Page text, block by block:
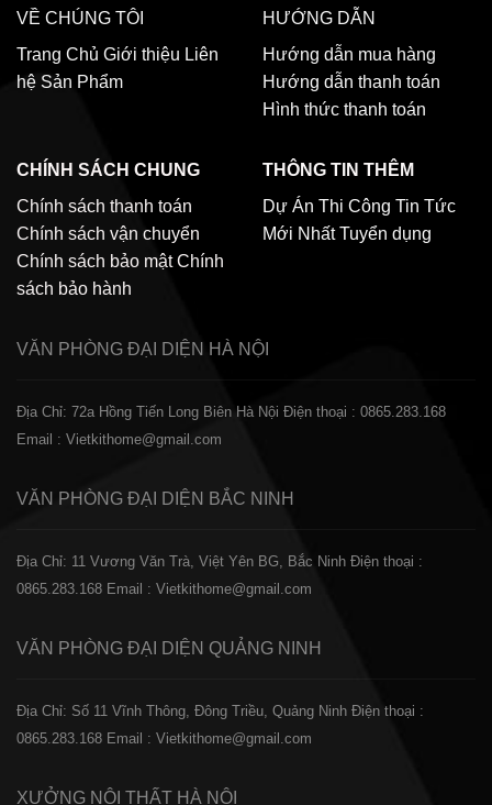
VỀ CHÚNG TÔI
Trang Chủ Giới thiệu Liên
hệ Sản Phẩm
HƯỚNG DẪN
Hướng dẫn mua hàng
Hướng dẫn thanh toán
Hình thức thanh toán
CHÍNH SÁCH CHUNG
Chính sách thanh toán
Chính sách vận chuyển
Chính sách bảo mật Chính
sách bảo hành
THÔNG TIN THÊM
Dự Án Thi Công Tin Tức
Mới Nhất Tuyển dụng
VĂN PHÒNG ĐẠI DIỆN HÀ NỘI
Địa Chỉ: 72a Hồng Tiến Long Biên Hà Nội Điện thoại : 0865.283.168
Email : Vietkithome@gmail.com
VĂN PHÒNG ĐẠI DIỆN BẮC NINH
Địa Chỉ: 11 Vương Văn Trà, Việt Yên BG, Bắc Ninh Điện thoại :
0865.283.168 Email : Vietkithome@gmail.com
VĂN PHÒNG ĐẠI DIỆN QUẢNG NINH
Địa Chỉ: Số 11 Vĩnh Thông, Đông Triều, Quảng Ninh Điện thoại :
0865.283.168 Email : Vietkithome@gmail.com
XƯỞNG NỘI THẤT HÀ NỘI